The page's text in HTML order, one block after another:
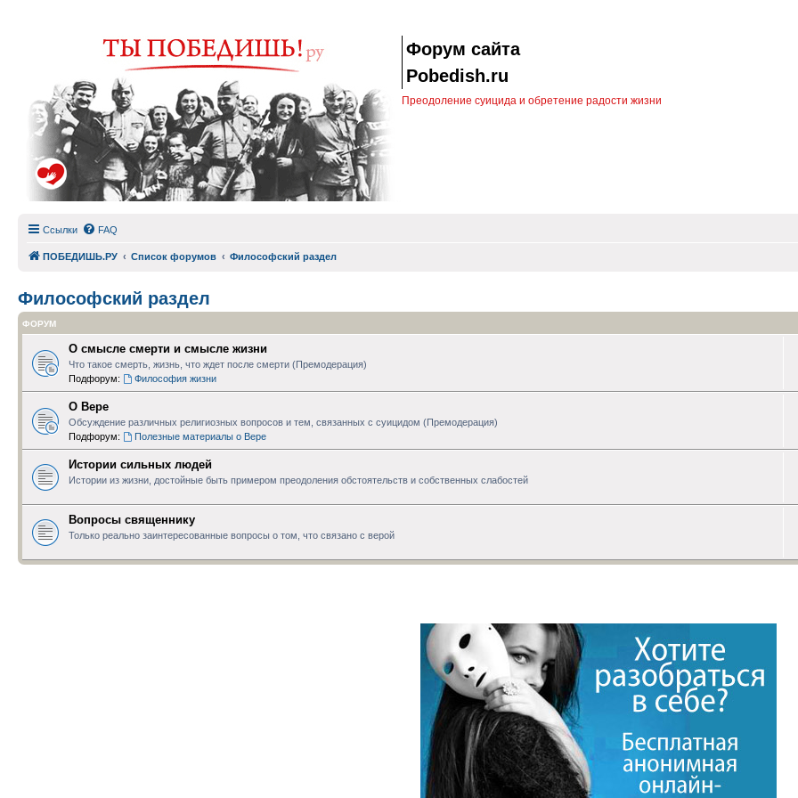
Форум сайта
Pobedish.ru
Преодоление суицида и обретение радости жизни
Ссылки FAQ
ПОБЕДИШЬ.РУ Список форумов Философский раздел
Философский раздел
ФОРУМ
О смысле смерти и смысле жизни
Что такое смерть, жизнь, что ждет после смерти (Премодерация)
Подфорум:
Философия жизни
О Вере
Обсуждение различных религиозных вопросов и тем, связанных с суицидом (Премодерация)
Подфорум:
Полезные материалы о Вере
Истории сильных людей
Истории из жизни, достойные быть примером преодоления обстоятельств и собственных слабостей
Вопросы священнику
Только реально заинтересованные вопросы о том, что связано с верой